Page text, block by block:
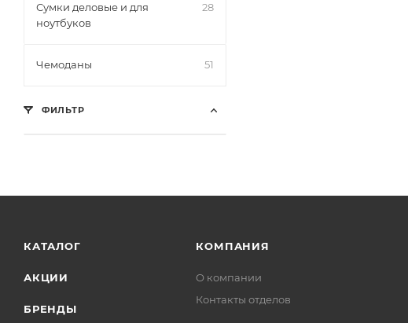
Сумки деловые и для
ноутбуков
28
Чемоданы 51
ФИЛЬТР
КАТАЛОГ
АКЦИИ
БРЕНДЫ
КОМПАНИЯ
О компании
Контакты отделов